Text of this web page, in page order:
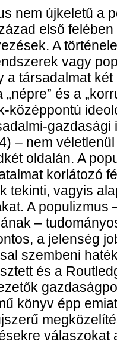
nem újkeletű a
első
A
vagy
a társadalmat
„népre” és a
középpontú
– nem
oldalán. A
korlátozó
tekinti, vagyis
A populizmus
–
a jelenség
szembeni
és a
könyv épp
válaszokat